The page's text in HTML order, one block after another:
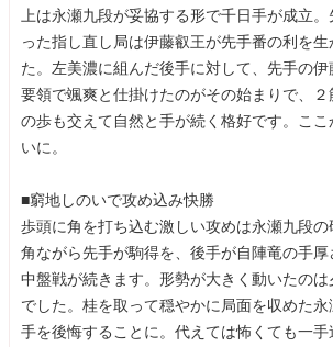
上は永瀬九段が妥協する形で千日手が成立
った指し直し局は伊藤叡王が先手番の利を
た。左美濃に組んだ後手に対して、先手の
要領で颯爽と仕掛けたのがその始まりで、
の歩も交えて自然と手が続く格好です。こ
いに。
■窮地しのいで攻め込み快勝
歩頭に角を打ち込む激しい攻めは永瀬九段
角ながら先手が駒得を、後手が自陣竜の手
中盤戦が続きます。形勢が大きく動いたのは
でした。桂を取って穏やかに局面を収めた
手を後悔することに。代えては怖くても一